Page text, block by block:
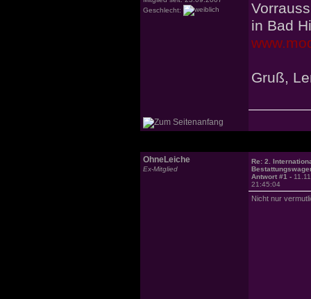
Geschlecht:
in Bad
Gruß,
OhneLeiche
Ex-Mitglied
Re: 2.
Antwort #1 -
21:45:04
Nicht nur